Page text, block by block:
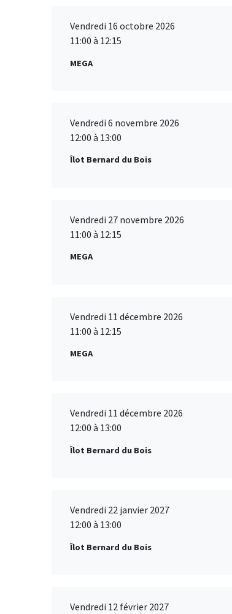
Vendredi 16 octobre 2026
11:00 à 12:15
MEGA
Vendredi 6 novembre 2026
12:00 à 13:00
Îlot Bernard du Bois
Vendredi 27 novembre 2026
11:00 à 12:15
MEGA
Vendredi 11 décembre 2026
11:00 à 12:15
MEGA
Vendredi 11 décembre 2026
12:00 à 13:00
Îlot Bernard du Bois
Vendredi 22 janvier 2027
12:00 à 13:00
Îlot Bernard du Bois
Vendredi 12 février 2027